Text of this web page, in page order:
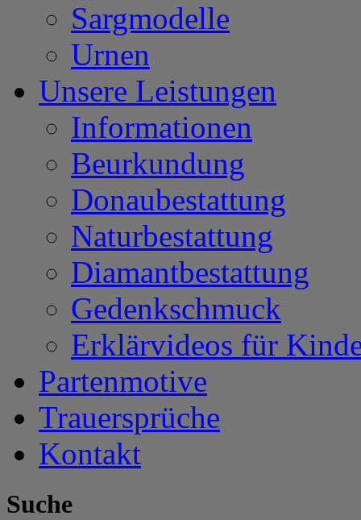
Sargmodelle
Urnen
Unsere Leistungen
Informationen
Beurkundung
Donaubestattung
Naturbestattung
Diamantbestattung
Gedenkschmuck
Erklärvideos für
Partenmotive
Trauersprüche
Kontakt
Suche